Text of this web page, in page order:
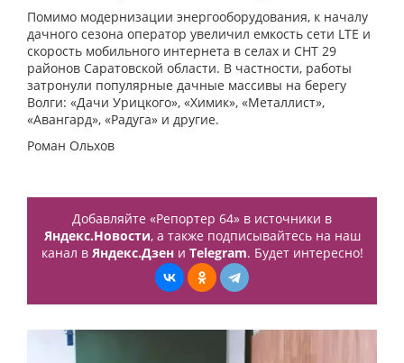
Помимо модернизации энергооборудования, к началу
дачного сезона оператор увеличил емкость сети LTE и
скорость мобильного интернета в селах и СНТ 29
районов Саратовской области. В частности, работы
затронули популярные дачные массивы на берегу
Волги: «Дачи Урицкого», «Химик», «Металлист»,
«Авангард», «Радуга» и другие.
Роман Ольхов
Добавляйте «Репортер 64» в источники в
Яндекс.Новости, а также подписывайтесь на наш
канал в Яндекс.Дзени Telegram. Будет интересно!